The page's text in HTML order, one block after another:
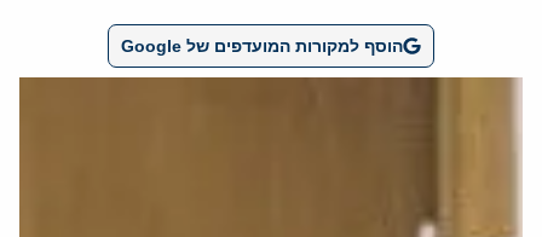
הוסף למקורות המועדפים של Google